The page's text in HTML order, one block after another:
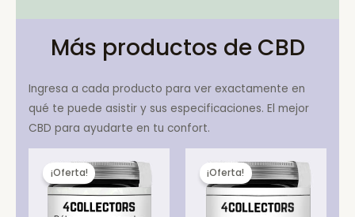
Más productos de CBD
Ingresa a cada producto para ver exactamente en
qué te puede asistir y sus especificaciones. El mejor
CBD para ayudarte en tu confort.
¡Oferta! ¡Oferta!